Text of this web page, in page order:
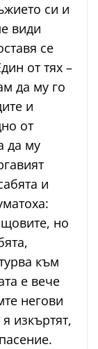
си и
види
се
от тях –
да му го
и
от
да му
и
но
към
е вече
негови
изкъртят,